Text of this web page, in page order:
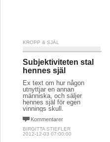
KROPP & SJÄL
Subjektiviteten stal
hennes själ
Ex text om hur någon
utnyttjar en annan
människa, och säljer
hennes själ för egen
vinnings skull.
Kommentarer
BIRGITTA STIEFLER
2012-12-03 07:00:00